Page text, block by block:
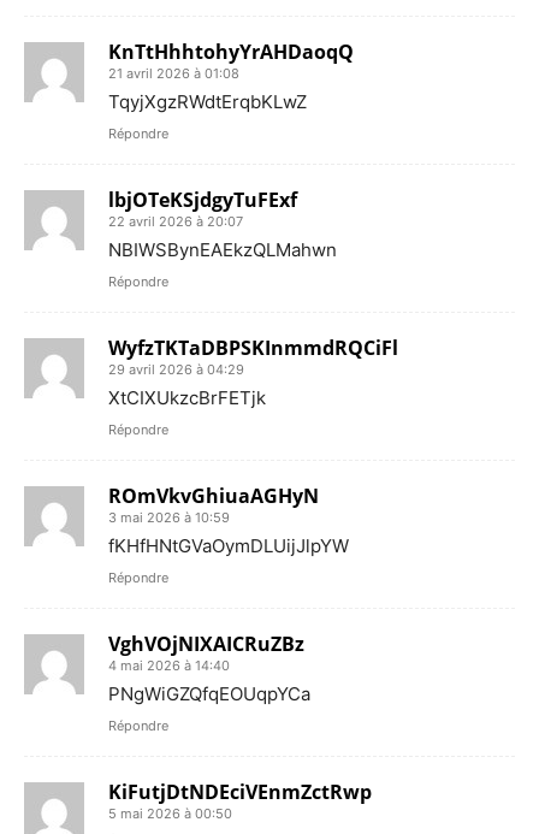
KnTtHhhtohyYrAHDaoqQ
21 avril 2026 à 01:08
TqyjXgzRWdtErqbKLwZ
Répondre
lbjOTeKSjdgyTuFExf
22 avril 2026 à 20:07
NBIWSBynEAEkzQLMahwn
Répondre
WyfzTKTaDBPSKInmmdRQCiFl
29 avril 2026 à 04:29
XtCIXUkzcBrFETjk
Répondre
ROmVkvGhiuaAGHyN
3 mai 2026 à 10:59
fKHfHNtGVaOymDLUijJlpYW
Répondre
VghVOjNIXAICRuZBz
4 mai 2026 à 14:40
PNgWiGZQfqEOUqpYCa
Répondre
KiFutjDtNDEciVEnmZctRwp
5 mai 2026 à 00:50